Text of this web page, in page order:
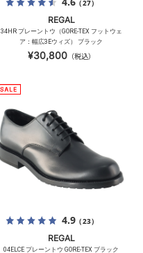
（27）
REGAL
34HR プレーントウ（GORE-TEX フットウェ
ア：幅広3Eウィズ） ブラック
¥30,800（税込）
4.9（23）
REGAL
04ELCE プレーントウ GORE-TEX ブラック